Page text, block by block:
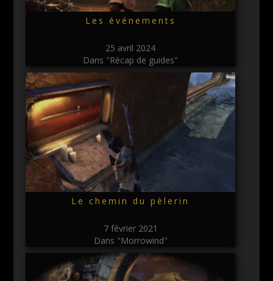
Les événements
25 avril 2024
Dans "Récap de guides"
Le chemin du pèlerin
7 février 2021
Dans "Morrowind"